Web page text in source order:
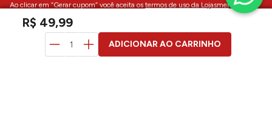
R$ 49,99
ADICIONAR AO CARRINHO
Ao clicar em “Gerar cupom” você aceita ostermos de uso da Lojasmel